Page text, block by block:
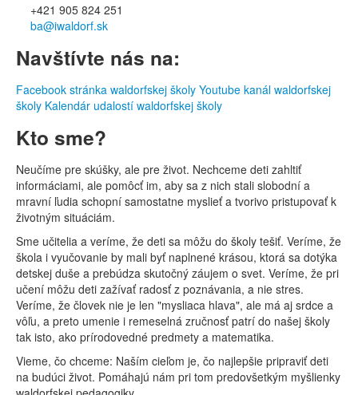
+421 905 824 251
ba@iwaldorf.sk
Navštívte nás na:
Facebook stránka waldorfskej školy Youtube kanál waldorfskej
školy Kalendár udalostí waldorfskej školy
Kto sme?
Neučíme pre skúšky, ale pre život. Nechceme deti zahltiť
informáciami, ale pomôcť im, aby sa z nich stali slobodní a
mravní ľudia schopní samostatne myslieť a tvorivo pristupovať k
životným situáciám.
Sme učitelia a veríme, že deti sa môžu do školy tešiť. Veríme, že
škola i vyučovanie by mali byť naplnené krásou, ktorá sa dotýka
detskej duše a prebúdza skutočný záujem o svet. Veríme, že pri
učení môžu deti zažívať radosť z poznávania, a nie stres.
Veríme, že človek nie je len "mysliaca hlava", ale má aj srdce a
vôľu, a preto umenie i remeselná zručnosť patrí do našej školy
tak isto, ako prírodovedné predmety a matematika.
Vieme, čo chceme: Naším cieľom je, čo najlepšie pripraviť deti
na budúci život. Pomáhajú nám pri tom predovšetkým myšlienky